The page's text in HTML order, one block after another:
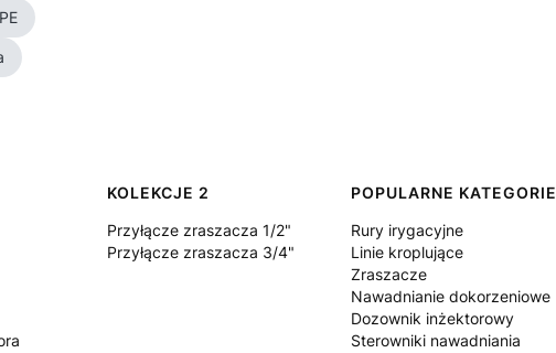
KOLEKCJE 2
Przyłącze zraszacza 1/2"
Przyłącze zraszacza 3/4"
POPULARNE KATEGORIE
Rury irygacyjne
Linie kroplujące
Zraszacze
Nawadnianie dokorzeniowe
Dozownik inżektorowy
Sterowniki nawadniania